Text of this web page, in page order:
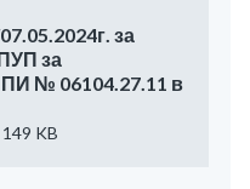
за
за
№ 06104.27.11 в
149 KB